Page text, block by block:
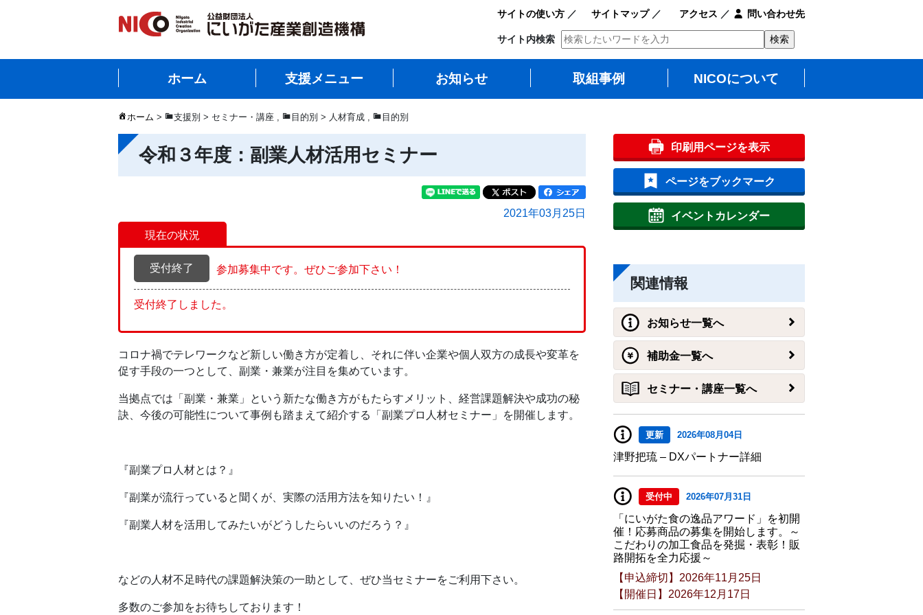
サイトの使い方／ サイトマップ／ アクセス ／ 問い合わせ先
サイト内検索
ホーム 支援メニュー お知らせ 取組事例 NICOについて
ホーム > 支援別 > セミナー・講座 , 目的別 > 人材育成 , 目的別
令和３年度：副業人材活用セミナー
2021年03月25日
現在の状況
受付終了 参加募集中です。ぜひご参加下さい！
受付終了しました。
コロナ禍でテレワークなど新しい働き方が定着し、それに伴い企業や個人双方の成長や変革を
促す手段の一つとして、副業・兼業が注目を集めています。
当拠点では「副業・兼業」という新たな働き方がもたらすメリット、経営課題解決や成功の秘
訣、今後の可能性について事例も踏まえて紹介する「副業プロ人材セミナー」を開催します。
『副業プロ人材とは？』
『副業が流行っていると聞くが、実際の活用方法を知りたい！』
『副業人材を活用してみたいがどうしたらいいのだろう？』
などの人材不足時代の課題解決策の一助として、ぜひ当セミナーをご利用下さい。
多数のご参加をお待ちしております！
印刷用ページを表示
ページをブックマーク
イベントカレンダー
関連情報
お知らせ一覧へ
補助金一覧へ
セミナー・講座一覧へ
更新 2026年08月04日
津野把琉 – DXパートナー詳細
受付中 2026年07月31日
「にいがた食の逸品アワード」を初開
催！応募商品の募集を開始します。～
こだわりの加工食品を発掘・表彰！販
路開拓を全力応援～
【申込締切】2026年11月25日
【開催日】2026年12月17日